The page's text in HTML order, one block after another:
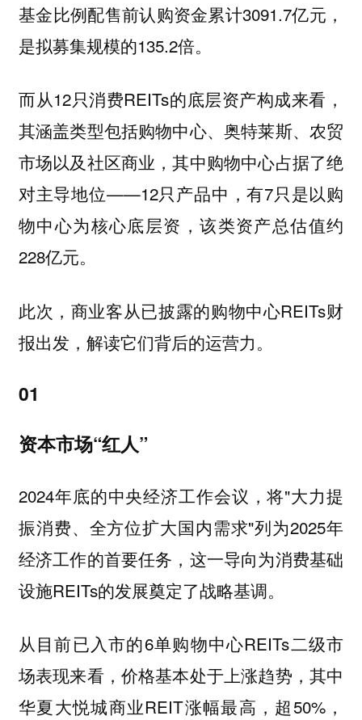
基金比例配售前认购资金累计3091.7亿元，
是拟募集规模的135.2倍。
而从12只消费REITs的底层资产构成来看，
其涵盖类型包括购物中心、奥特莱斯、农贸
市场以及社区商业，其中购物中心占据了绝
对主导地位——12只产品中，有7只是以购
物中心为核心底层资，该类资产总估值约
228亿元。
此次，商业客从已披露的购物中心REITs财
报出发，解读它们背后的运营力。
01
资本市场“红人”
2024年底的中央经济工作会议，将"大力提
振消费、全方位扩大国内需求"列为2025年
经济工作的首要任务，这一导向为消费基础
设施REITs的发展奠定了战略基调。
从目前已入市的6单购物中心REITs二级市
场表现来看，价格基本处于上涨趋势，其中
华夏大悦城商业REIT涨幅最高，超50%，